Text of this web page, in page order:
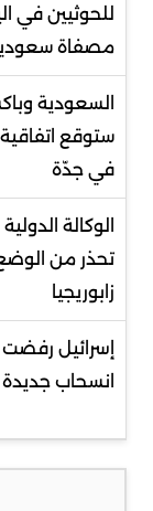
للحوثيين في
مصفاة
السعودية
ستوقع
في جدّة
الوكالة
تحذر من
زابوريجيا
إسرائيل
انسحاب